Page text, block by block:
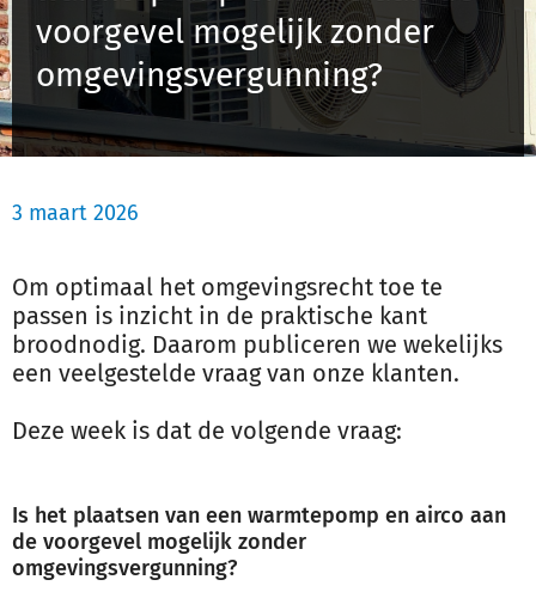
Schulinck Omgevingsrecht Databank
Over ons
Contact
Registreren
voorgevel mogelijk zonder
omgevingsvergunning?
3 maart 2026
Om optimaal het omgevingsrecht toe te
passen is inzicht in de praktische kant
broodnodig. Daarom publiceren we wekelijks
een veelgestelde vraag van onze klanten.
Deze week is dat de volgende vraag:
Is het plaatsen van een warmtepomp en airco aan
de voorgevel mogelijk zonder
omgevingsvergunning?